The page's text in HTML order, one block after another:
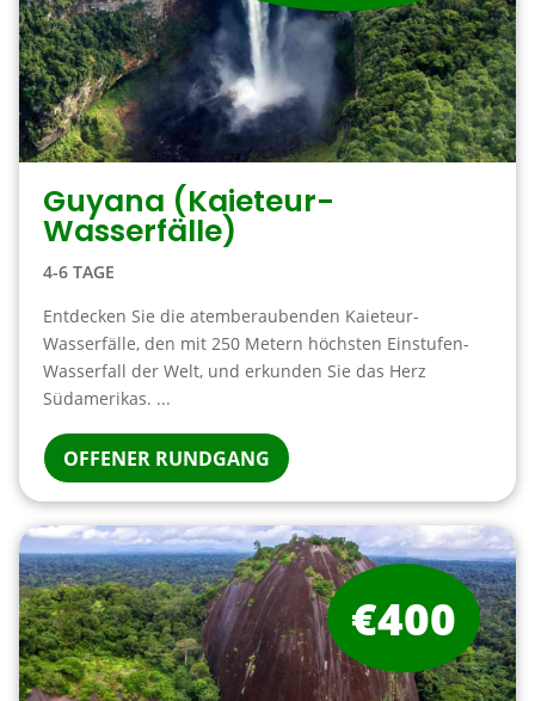
Guyana (Kaieteur-
Wasserfälle)
4-6 TAGE
Entdecken Sie die atemberaubenden Kaieteur-
Wasserfälle, den mit 250 Metern höchsten Einstufen-
Wasserfall der Welt, und erkunden Sie das Herz
Südamerikas. ...
OFFENER RUNDGANG
€400